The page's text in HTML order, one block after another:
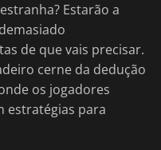
Estarão a
de que vais precisar.
cerne da dedução
os jogadores
estratégias para